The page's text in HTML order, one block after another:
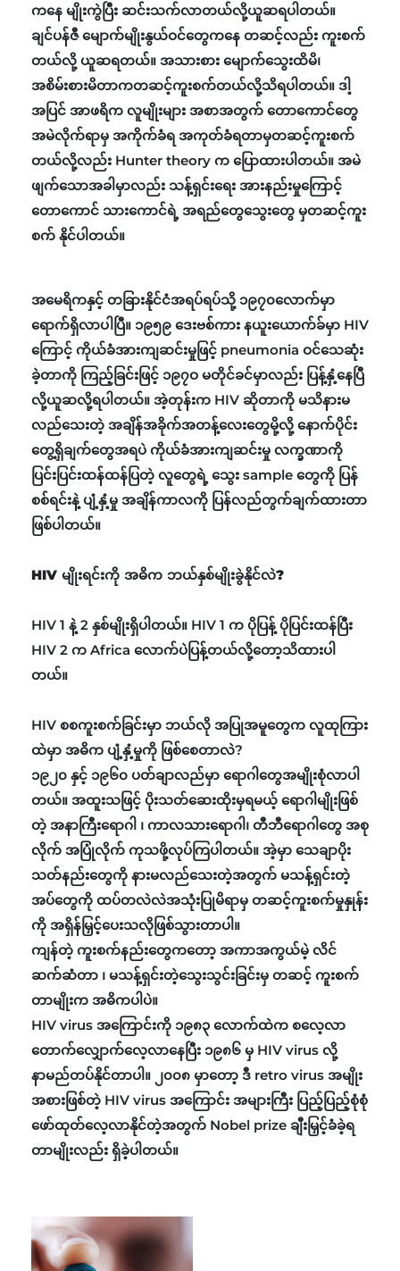
ကနေ မျိုးကွဲပြီး ဆင်းသက်လာတယ်လို့ယူဆရပါတယ်။
ချင်ပန်ဇီ မျောက်မျိုးနွယ်ဝင်တွေကနေ တဆင့်လည်း ကူးစက်
တယ်လို့ ယူဆရတယ်။ အသားစား မျောက်သွေးထိမိ၊
အစိမ်းစားမိတာကတဆင့်ကူးစက်တယ်လို့သိရပါတယ်။ ဒါ့
အပြင် အာဖရိက လူမျိုးများ အစာအတွက် တောကောင်တွေ
အမဲလိုက်ရာမှ အကိုက်ခံရ အကုတ်ခံရတာမှတဆင့်ကူးစက်
တယ်လို့လည်း Hunter theory က ပြောထားပါတယ်။ အမဲ
ဖျက်သောအခါမှာလည်း သန့်ရှင်းရေး အားနည်းမှုကြောင့်
တောကောင် သားကောင်ရဲ့ အရည်တွေသွေးတွေ မှတဆင့်ကူး
စက် နိုင်ပါတယ်။
အမေရိကနှင့် တခြားနိုင်ငံအရပ်ရပ်သို့ ၁၉၇၀လောက်မှာ
ရောက်ရှိလာပါပြီ။ ၁၉၅၉ ဒေးဗစ်ကား နယူးယောက်ခ်မှာ HIV
ကြောင့် ကိုယ်ခံအားကျဆင်းမှုဖြင့် pneumonia ဝင်သေဆုံး
ခဲ့တာကို ကြည့်ခြင်းဖြင့် ၁၉၇ဝ မတိုင်ခင်မှာလည်း ပြန့်နှံ့နေပြီ
လို့ယူဆလို့ရပါတယ်။ အဲ့တုန်းက HIV ဆိုတာကို မသိနားမ
လည်သေးတဲ့ အချိန်အခိုက်အတန့်လေးတွေမို့လို့ နောက်ပိုင်း
တွေ့ရှိချက်တွေအရပဲ ကိုယ်ခံအားကျဆင်းမှု လက္ခဏာကို
ပြင်းပြင်းထန်ထန်ပြတဲ့ လူတွေရဲ့ သွေး sample တွေကို ပြန်
စစ်ရင်းနဲ့ ပျံ့နှံ့မှု အချိန်ကာလကို ပြန်လည်တွက်ချက်ထားတာ
ဖြစ်ပါတယ်။
HIV မျိုးရင်းကို အဓိက ဘယ်နှစ်မျိုးခွဲနိုင်လဲ?
HIV 1 နဲ့ 2 နှစ်မျိုးရှိပါတယ်။ HIV 1 က ပိုပြန့် ပိုပြင်းထန်ပြီး
HIV 2 က Africa လောက်ပဲပြန့်တယ်လို့တော့သိထားပါ
တယ်။
HIV စစကူးစက်ခြင်းမှာ ဘယ်လို အပြုအမူတွေက လူထုကြား
ထဲမှာ အဓိက ပျံ့နှံ့မှုကို ဖြစ်စေတာလဲ?
၁၉၂၀ နှင့် ၁၉၆၀ ပတ်ချာလည်မှာ ရောဂါတွေအမျိုးစုံလာပါ
တယ်။ အထူးသဖြင့် ပိုးသတ်ဆေးထိုးမှရမယ့် ရောဂါမျိုးဖြစ်
တဲ့ အနာကြီးရောဂါ ၊ ကာလသားရောဂါ၊ တီဘီရောဂါတွေ အစု
လိုက် အပြုံလိုက် ကုသဖို့လုပ်ကြပါတယ်။ အဲ့မှာ သေချာပိုး
သတ်နည်းတွေကို နားမလည်သေးတဲ့အတွက် မသန့်ရှင်းတဲ့
အပ်တွေကို ထပ်တလဲလဲအသုံးပြုမိရာမှ တဆင့်ကူးစက်မှုနှုန်း
ကို အရှိန်မြှင့်ပေးသလိုဖြစ်သွားတာပါ။
ကျန်တဲ့ ကူးစက်နည်းတွေကတော့ အကာအကွယ်မဲ့ လိင်
ဆက်ဆံတာ ၊ မသန့်ရှင်းတဲ့သွေးသွင်းခြင်းမှ တဆင့် ကူးစက်
တာမျိုးက အဓိကပါပဲ။
HIV virus အကြောင်းကို ၁၉၈၃ လောက်ထဲက စလေ့လာ
တောက်လျှောက်လေ့လာနေပြီး ၁၉၈၆ မှ HIV virus လို့
နာမည်တပ်နိုင်တာပါ။ ၂၀၀၈ မှာတော့ ဒီ retro virus အမျိုး
အစားဖြစ်တဲ့ HIV virus အကြောင်း အများကြီး ပြည့်ပြည့်စုံစုံ
ဖော်ထုတ်လေ့လာနိုင်တဲ့အတွက် Nobel prize ချီးမြှင့်ခံခဲ့ရ
တာမျိုးလည်း ရှိခဲ့ပါတယ်။